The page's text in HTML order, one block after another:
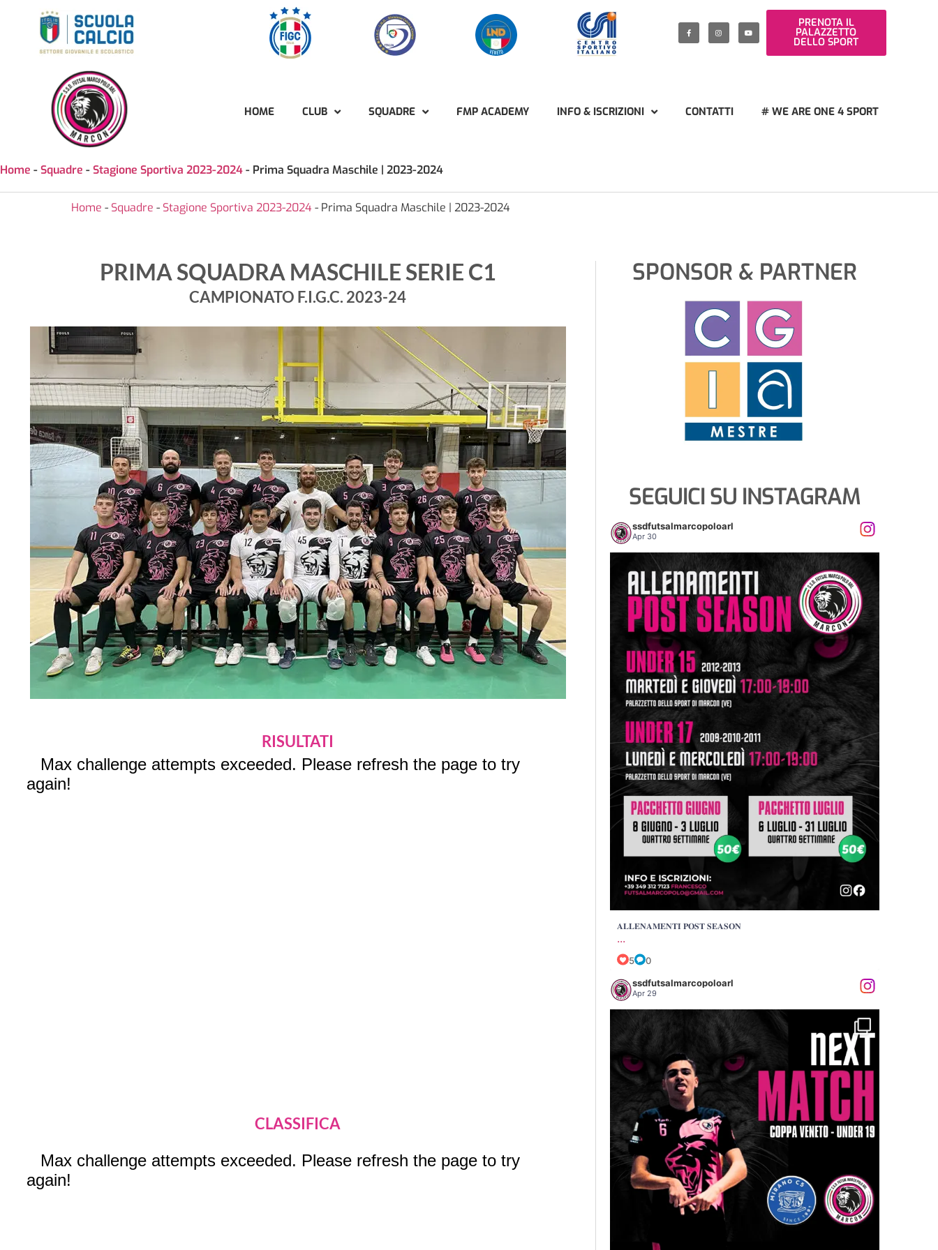
PRENOTA IL
PALAZZETTO
DELLO SPORT
HOME CLUB SQUADRE FMP ACADEMY INFO & ISCRIZIONI CONTATTI # WE ARE ONE 4 SPORT
Home -Squadre -Stagione Sportiva 2023-2024- Prima Squadra Maschile | 2023-2024
Home - Squadre - Stagione Sportiva 2023-2024 - Prima Squadra Maschile | 2023-2024
PRIMA SQUADRA MASCHILE SERIE C1
CAMPIONATO F.I.G.C. 2023-24
RISULTATI
CLASSIFICA
SPONSOR & PARTNER
SEGUICI SU INSTAGRAM
ssdfutsalmarcopoloarl
Apr 30
𝐀𝐋𝐋𝐄𝐍𝐀𝐌𝐄𝐍𝐓𝐈 𝐏𝐎𝐒𝐓 𝐒𝐄𝐀𝐒𝐎𝐍
5 0
𝐀𝐋𝐋𝐄𝐍𝐀𝐌𝐄𝐍𝐓𝐈 𝐏𝐎𝐒𝐓 𝐒𝐄𝐀𝐒𝐎𝐍
...
5 0
ssdfutsalmarcopoloarl
Apr 29
𝐍𝐄𝐗𝐓 𝐌𝐀𝐓𝐂𝐇: 𝐔𝐍𝐃𝐄𝐑 𝟏𝟗 𝐞 𝐔𝐍𝐃𝐄𝐑
50